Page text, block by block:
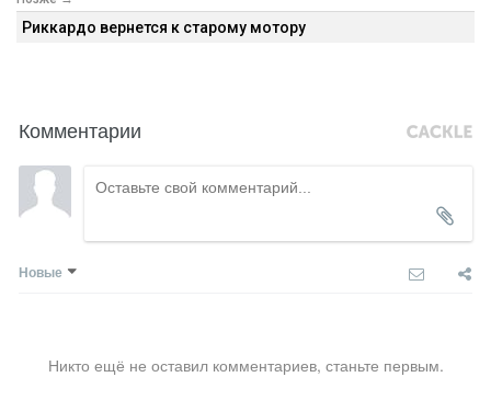
Риккардо вернется к старому мотору
Комментарии
Новые
Никто ещё не оставил комментариев, станьте первым.